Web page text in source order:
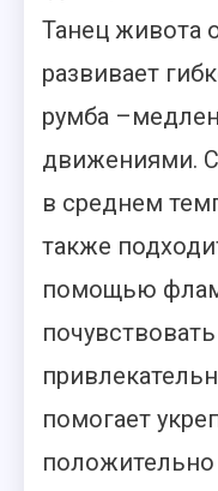
Танец живота
развивает
румба
движениями.
в среднем
также
помощью
помогает
положительно